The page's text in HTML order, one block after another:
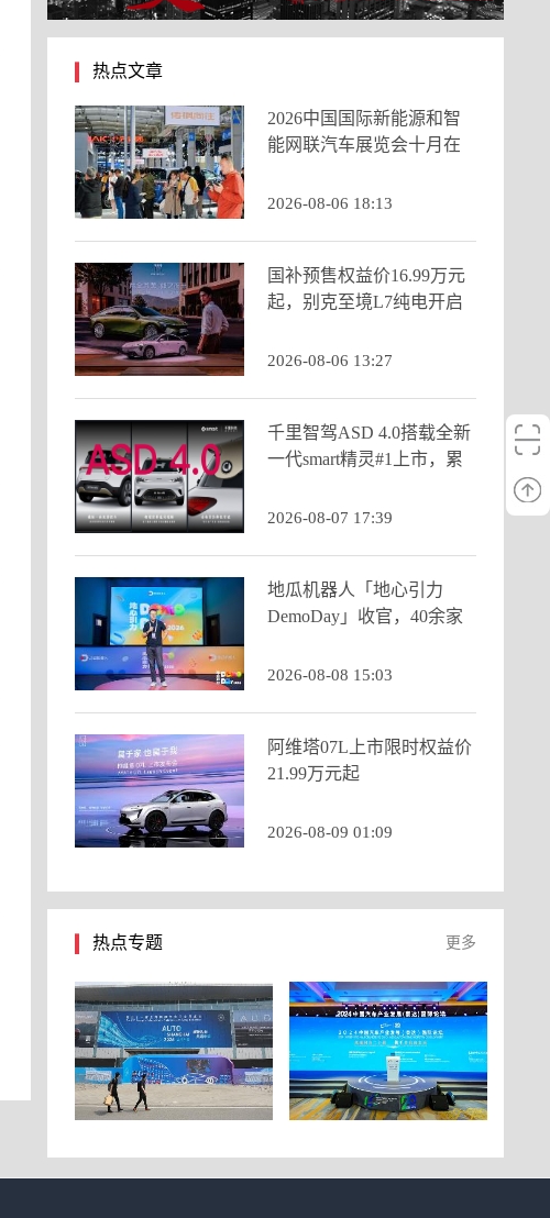
热点文章
2026中国国际新能源和智
能网联汽车展览会十月在
造产业新生态
2026-08-06 18:13
国补预售权益价16.99万元
起，别克至境L7纯电开启
2026-08-06 13:27
千里智驾ASD 4.0搭载全新
一代smart精灵#1上市，累
2026-08-07 17:39
地瓜机器人「地心引力
DemoDay」收官，40余家
2026-08-08 15:03
阿维塔07L上市限时权益价
21.99万元起
2026-08-09 01:09
热点专题 更多